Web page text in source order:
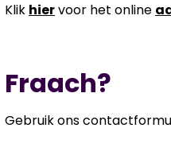
Klik hiervoor het online
Fraach?
Gebruik ons